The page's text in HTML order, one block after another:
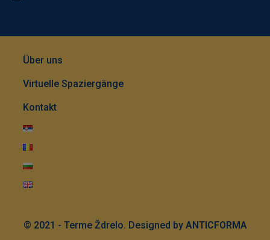
© 2021 - Terme Ždrelo. Designed by ANTICFORMA
Über uns
Virtuelle Spaziergänge
Kontakt